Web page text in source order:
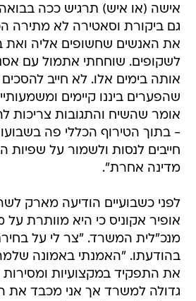
אישה (או איש) תרגיש ככה
גם ביקורת וסאטירה לא מתירה
את האנשים שחשופים אליה ואת
לשקופים. שוחחתי אתמול עם
אותה בימים אלו. לא חייב
שהפערים ביננו קיימים
אומר שהשיח והתגובות צריכות
- בתוך הטירוף הכללי פה
חייבים לנסות ולשמור על שפיות
מדינה אחרת".
לפני כשבועיים הודיעה מארק
אופיר אקוניס כי היא מוותרת
מנכ"לית המשרד. "צר לי על
בהודעתו. "האמנתי באמונה
את התפקיד במקצועיות
גדולה למשרד אך אני מכבד את